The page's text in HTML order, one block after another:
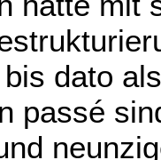
dato
passé